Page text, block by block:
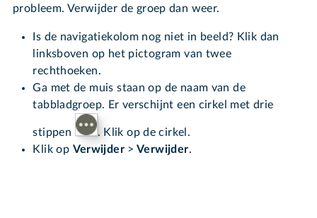
probleem. Verwijder de groep dan weer.
Is de navigatiekolom nog niet in beeld? Klik dan
linksboven op het pictogram van twee
rechthoeken.
Ga met de muis staan op de naam van de
tabbladgroep. Er verschijnt een cirkel met drie
stippen
. Klik op de cirkel.
Klik op Verwijder > Verwijder.